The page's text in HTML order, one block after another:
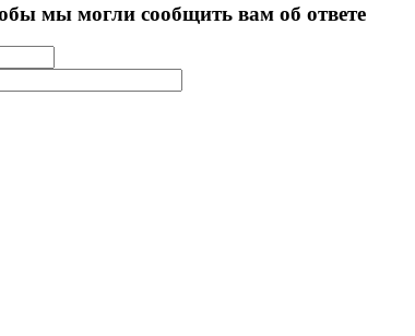
мы могли сообщить вам об ответе